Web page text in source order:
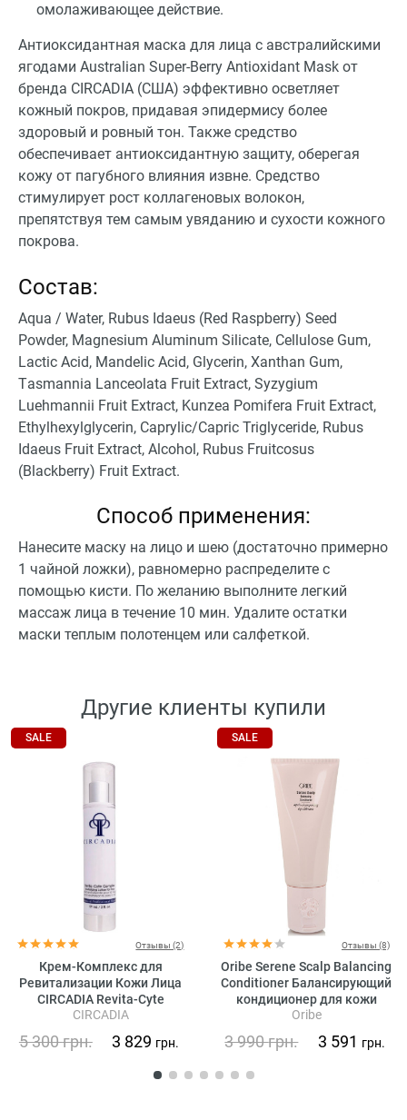
омолаживающее действие.
Антиоксидантная маска для лица с австралийскими
ягодами Australian Super-Berry Antioxidant Mask от
бренда CIRCADIA (США) эффективно осветляет
кожный покров, придавая эпидермису более
здоровый и ровный тон. Также средство
обеспечивает антиоксидантную защиту, оберегая
кожу от пагубного влияния извне. Средство
стимулирует рост коллагеновых волокон,
препятствуя тем самым увяданию и сухости кожного
покрова.
Состав:
Aqua / Water, Rubus Idaeus (Red Raspberry) Seed
Powder, Magnesium Aluminum Silicate, Cellulose Gum,
Lactic Acid, Mandelic Acid, Glycerin, Xanthan Gum,
Тasmannia Lanceolata Fruit Extract, Syzygium
Luehmannii Fruit Extract, Kunzea Pomifera Fruit Extract,
Ethylhexylglycerin, Caprylic/Capric Triglyceride, Rubus
Idaeus Fruit Extract, Alcohol, Rubus Fruitcosus
(Blackberry) Fruit Extract.
Способ применения:
Нанесите маску на лицо и шею (достаточно примерно
1 чайной ложки), равномерно распределите с
помощью кисти. По желанию выполните легкий
массаж лица в течение 10 мин. Удалите остатки
маски теплым полотенцем или салфеткой.
Другие клиенты купили
SALE
Отзывы (2)
Крем-Комплекс для
Ревитализации Кожи Лица
CIRCADIA Revita-Cyte
Complex
CIRCADIA
5 300грн. 3 829 грн.
SALE
Отзывы (8)
Oribe Serene Scalp Balancing
Conditioner Балансирующий
кондиционер для кожи
головы «Истинная
Oribe
3 990грн. 3 591 грн.